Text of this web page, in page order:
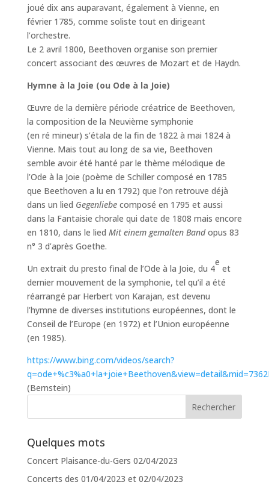
joué dix ans auparavant, également à Vienne, en
février 1785, comme soliste tout en dirigeant
l’orchestre.
Le 2 avril 1800, Beethoven organise son premier
concert associant des œuvres de Mozart et de Haydn.
Hymne à la Joie (ou Ode à la Joie)
Œuvre de la dernière période créatrice de Beethoven,
la composition de la Neuvième symphonie
(en ré mineur) s’étala de la fin de 1822 à mai 1824 à
Vienne. Mais tout au long de sa vie, Beethoven
semble avoir été hanté par le thème mélodique de
l’Ode à la Joie (poème de Schiller composé en 1785
que Beethoven a lu en 1792) que l’on retrouve déjà
dans un lied Gegenliebe composé en 1795 et aussi
dans la Fantaisie chorale qui date de 1808 mais encore
en 1810, dans le lied Mit einem gemalten Bandopus 83
n° 3 d’après Goethe.
Un extrait du presto final de l’Ode à la Joie, du 4
e
et
dernier mouvement de la symphonie, tel qu’il a été
réarrangé par Herbert von Karajan, est devenu
l’hymne de diverses institutions européennes, dont le
Conseil de l’Europe (en 1972) et l’Union européenne
(en 1985).
https://www.bing.com/videos/search?
(Bernstein)
Quelques mots
Concert Plaisance-du-Gers 02/04/2023
Concerts des 01/04/2023 et 02/04/2023